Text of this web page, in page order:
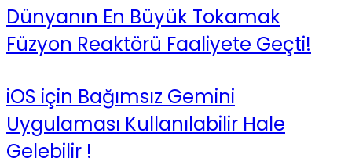
Dünyanın En Büyük Tokamak
Füzyon Reaktörü Faaliyete Geçti!
iOS için Bağımsız Gemini
Uygulaması Kullanılabilir Hale
Gelebilir !